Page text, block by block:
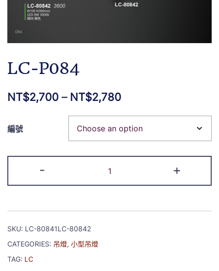
LC-P084
NT$2,700 – NT$2,780
編號
- +
SKU: LC-80841LC-80842
CATEGORIES: 吊燈, 小型吊燈
TAG: LC